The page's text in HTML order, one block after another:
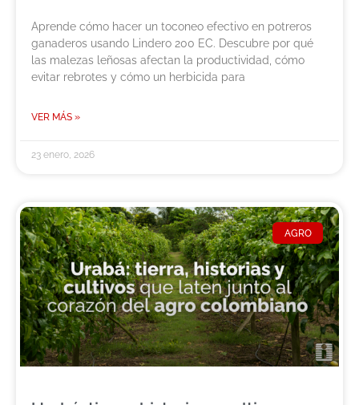
Aprende cómo hacer un toconeo efectivo en potreros
ganaderos usando Lindero 200 EC. Descubre por qué
las malezas leñosas afectan la productividad, cómo
evitar rebrotes y cómo un herbicida para
VER MÁS »
23 enero, 2026
AGRO